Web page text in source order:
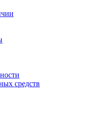
средств